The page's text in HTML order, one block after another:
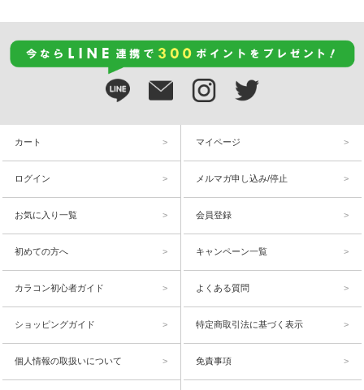
カート マイページ
ログイン メルマガ申し込み/停止
お気に入り一覧 会員登録
初めての方へ キャンペーン一覧
カラコン初心者ガイド よくある質問
ショッピングガイド 特定商取引法に基づく表示
個人情報の取扱いについて 免責事項